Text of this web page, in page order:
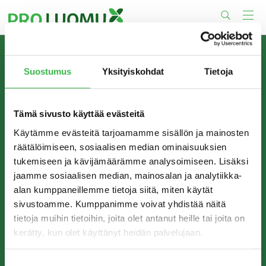
Suostumus Yksityiskohdat Tietoja
Tämä sivusto käyttää evästeitä
Käytämme evästeitä tarjoamamme sisällön ja mainosten
räätälöimiseen, sosiaalisen median ominaisuuksien
tukemiseen ja kävijämäärämme analysoimiseen. Lisäksi
jaamme sosiaalisen median, mainosalan ja analytiikka-
alan kumppaneillemme tietoja siitä, miten käytät
sivustoamme. Kumppanimme voivat yhdistää näitä
tietoja muihin tietoihin, joita olet antanut heille tai joita on
kerätty, kun olet käyttänyt heidän palvelujaan.
to
content
TIETOA MEISTÄ
Pro Luomu on luomualan yhteistyöorganisaatio, joka